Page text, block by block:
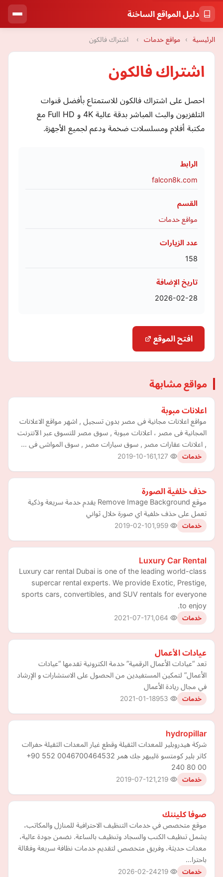
دليل المواقع الساخنة
الرئيسية › مواقع خدمات › اشتراك فالكون
اشتراك فالكون
احصل على اشتراك فالكون للاستمتاع بأفضل قنوات
التلفزيون والبث المباشر بدقة عالية 4K و Full HD مع
مكتبة أفلام ومسلسلات ضخمة ودعم لجميع الأجهزة.
الرابط
falcon8k.com
القسم
مواقع خدمات
عدد الزيارات
158
تاريخ الإضافة
2026-02-28
افتح الموقع
مواقع مشابهة
اعلانات مبوبة
مواقع اعلانات مجانية فى مصر بدون تسجيل , اشهر مواقع الاعلانات
المجانية فى مصر ، اعلانات مبوبة , سوق مصر للتسوق عبر الآنترنت
, اعلانات عقارات مصر , سوق سيارات مصر , سوق المواشى فى …
خدمات 2019-10-16
حذف خلفية الصورة
موقع Remove Image Background يقدم خدمة سريعة وذكية
تعمل على حذف خلفية اي صورة خلال ثواني
خدمات 2019-02-10
Luxury Car Rental
Luxury car rental Dubai is one of the leading world-class
supercar rental experts. We provide Exotic, Prestige,
sports cars, convertibles, and SUV rentals for everyone
to enjoy.
خدمات 2021-07-17
عيادات الأعمال
تعد “عيادات الأعمال الرقمية” خدمة الكترونية تقدمها “عيادات
الأعمال” لتمكين المستفيدين من الحصول على الاستشارات و الإرشاد
في مجال ريادة الأعمال
خدمات 2021-01-18
hydropillar
شركة هيدروبلير للمعدات الثقيلة وقطع غيار المعدات الثقيلة حفراات
كاتر بلير كومتسو ةليبهر جك همر 0046700464532 ‪+90 552
240 80 00‬
خدمات 2019-07-12
صوفا كليننك
موقع متخصص في خدمات التنظيف الاحترافية للمنازل والمكاتب،
يشمل تنظيف الكنب والسجاد وتنظيف بالساعة. نضمن جودة عالية،
معدات حديثة، وفريق متخصص لتقديم خدمات نظافة سريعة وفعّالة
باحترا…
خدمات 2026-02-24